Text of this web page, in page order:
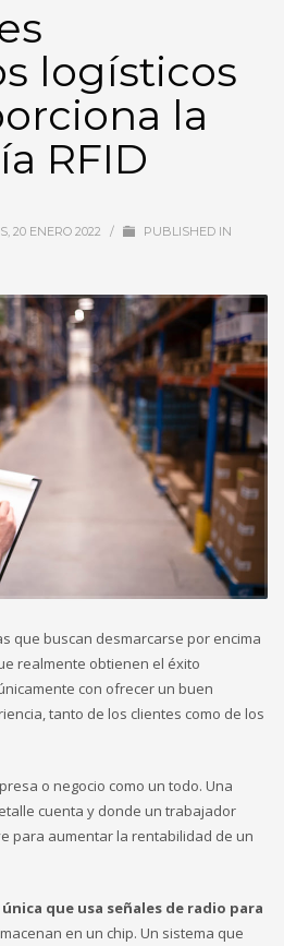
logísticos
la
RFID
20 ENERO 2022 /
PUBLISHED IN
que buscan desmarcarse por encima
realmente obtienen el éxito
con ofrecer un buen
tanto de los clientes como de los
o negocio como un todo. Una
cuenta y donde un trabajador
para aumentar la rentabilidad de un
que usa señales de radio para
en un chip. Un sistema que